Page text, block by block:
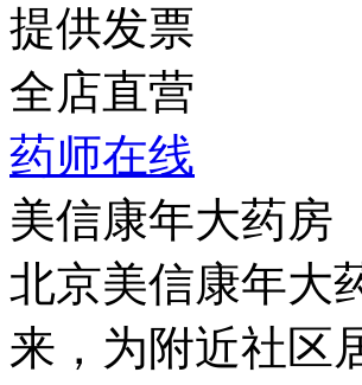
提供发票
全店直营
药师在线
美信康年大药房
北京美信康年大
来，为附近社区